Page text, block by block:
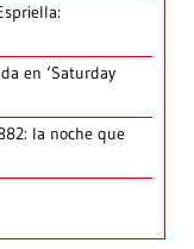
en ‘Saturday
la noche que